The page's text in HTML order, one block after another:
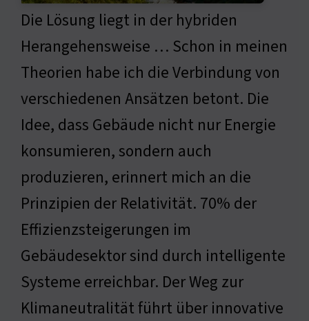
Die Lösung liegt in der hybriden
Herangehensweise … Schon in meinen
Theorien habe ich die Verbindung von
verschiedenen Ansätzen betont. Die
Idee, dass Gebäude nicht nur Energie
konsumieren, sondern auch
produzieren, erinnert mich an die
Prinzipien der Relativität. 70% der
Effizienzsteigerungen im
Gebäudesektor sind durch intelligente
Systeme erreichbar. Der Weg zur
Klimaneutralität führt über innovative